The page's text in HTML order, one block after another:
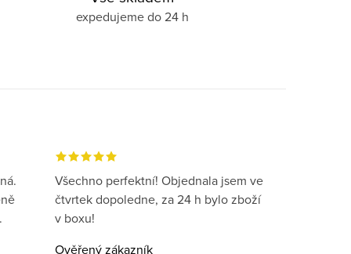
expedujeme do 24 h
Všechno perfektní! Objednala jsem ve
čtvrtek dopoledne, za 24 h bylo zboží
v boxu!
Ověřený zákazník